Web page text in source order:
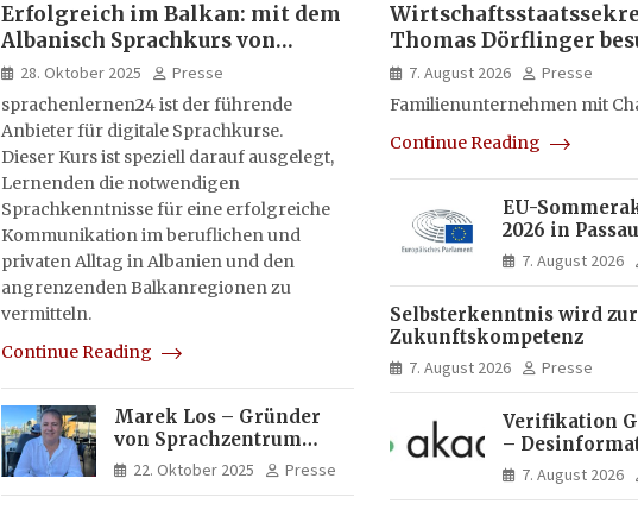
Erfolgreich im Balkan: mit dem
Albanisch Sprachkurs von
sprachenlernen24
28. Oktober 2025
Presse
sprachenlernen24 ist der führende
Anbieter für digitale Sprachkurse.
Dieser Kurs ist speziell darauf ausgelegt,
Lernenden die notwendigen
Sprachkenntnisse für eine erfolgreiche
Kommunikation im beruflichen und
privaten Alltag in Albanien und den
angrenzenden Balkanregionen zu
vermitteln.
Continue Reading
Marek Los – Gründer
von Sprachzentrum
Moose, Moose Casa
Italia und Apartamento
22. Oktober 2025 Presse
Thomas Dörflinger
Handwerksbetrieb im
Kammerbezirk Freiburg
7. August 2026
Presse
Familienunternehmen mit
Continue Reading
EU-
2026 in
Menschen
Ideen für
7. August 2026
Selbsterkenntnis wird zur
Zukunftskompetenz
7. August 2026 Presse
Verifikation
–
Fake News,
Inhalte | dpa-
7. August 2026